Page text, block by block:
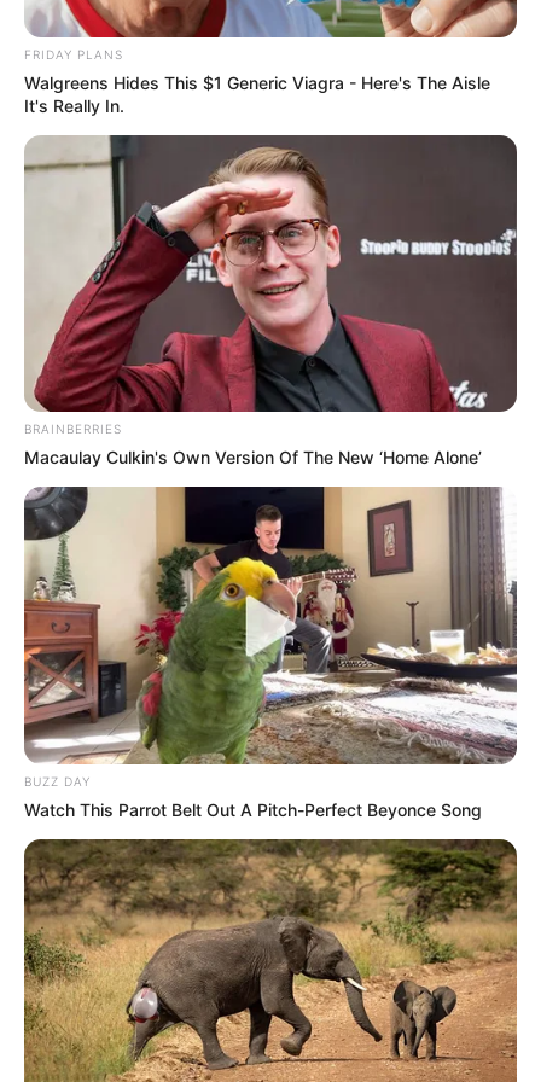
Posted
in
Friss hírek
Derült égből jött a hír! Rossz hír
a nyugdíjasoknak: csúszik a 14.
havi nyugdíj utalása, ITT van az
új dátum: 👇 A cikk a
hozzászólásoknál olvasható!
bySzerző • January 30, 2026
Derült égből jött a hír! Rossz hír a nyugdíjasoknak:
csúszik a 14. havi nyugdíj utalása, ITT van az új
dátum:
FRIDAY PLANS
Walgreens Hides This $1 Generic Viagra - Here's The Aisle
It's Really In.
BRAINBERRIES
Macaulay Culkin's Own Version Of The New ‘Home Alone’
BUZZ DAY
Watch This Parrot Belt Out A Pitch-Perfect Beyonce Song